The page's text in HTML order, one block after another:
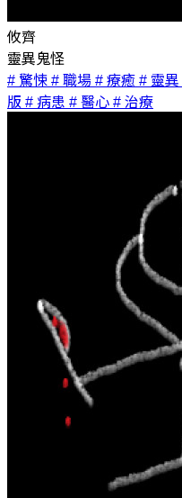
攸齊
靈異鬼怪
# 驚悚 # 職場 # 療癒 # 靈異
版 # 病患 # 醫心 # 治療